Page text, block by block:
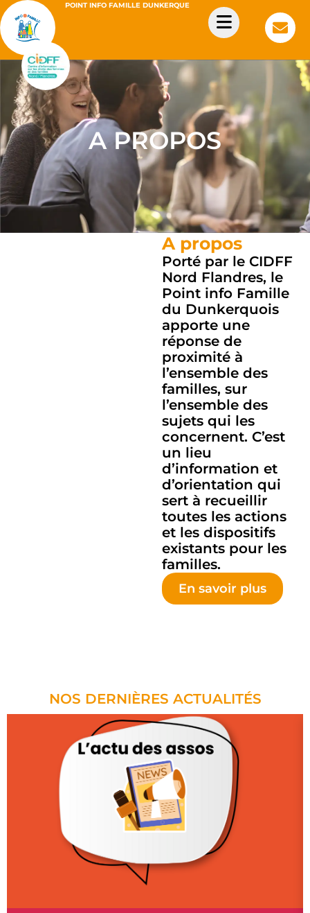
POINT INFO FAMILLE DUNKERQUE
A PROPOS
A propos
Porté par le CIDFF
Nord Flandres, le
Point info Famille
du Dunkerquois
apporte une
réponse de
proximité à
l’ensemble des
familles, sur
l’ensemble des
sujets qui les
concernent. C’est
un lieu
d’information et
d’orientation qui
sert à recueillir
toutes les actions
et les dispositifs
existants pour les
familles.
En savoir plus
NOS DERNIÈRES ACTUALITÉS